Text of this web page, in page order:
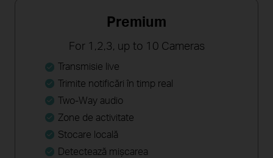
Premium
For 1,2,3, up to 10 Cameras
Transmisie live
Trimite notificări în timp real
Two-Way audio
Zone de activitate
Stocare locală
Detectează mişcarea